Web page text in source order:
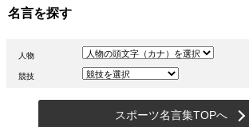
名言を探す
人物
競技
スポーツ名言集TOPへ